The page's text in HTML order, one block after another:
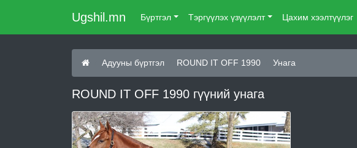
Ugshil.mn Бүртгэл Тэргүүлэх үзүүлэлт Цахим хээлтүүлэг
Адууны бүртгэл ROUND IT OFF 1990 Унага
ROUND IT OFF 1990 гүүний унага